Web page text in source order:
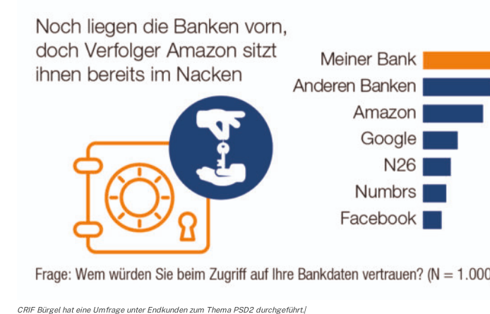
CRIF Bürgel hat eine Umfrage unter Endkunden zum Thema PSD2 durchgeführt.|